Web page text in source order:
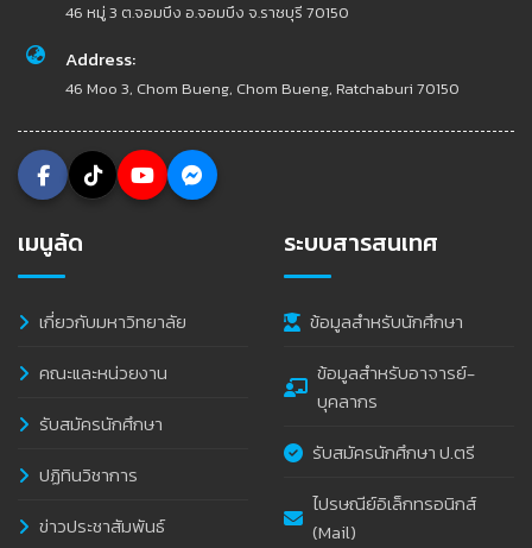
46 หมู่ 3 ต.จอมบึง อ.จอมบึง จ.ราชบุรี 70150
Address:
46 Moo 3, Chom Bueng, Chom Bueng, Ratchaburi 70150
เมนูลัด
เกี่ยวกับมหาวิทยาลัย
คณะและหน่วยงาน
รับสมัครนักศึกษา
ปฏิทินวิชาการ
ข่าวประชาสัมพันธ์
ระบบสารสนเทศ
ข้อมูลสำหรับนักศึกษา
ข้อมูลสำหรับอาจารย์-
บุคลากร
รับสมัครนักศึกษา ป.ตรี
ไปรษณีย์อิเล็กทรอนิกส์
(Mail)